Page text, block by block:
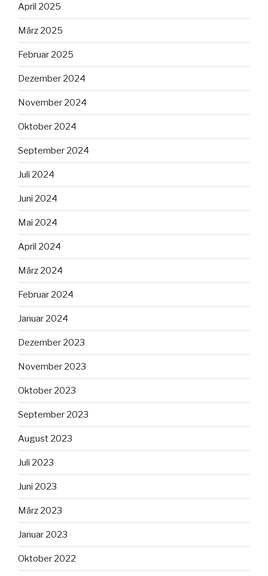
April 2025
März 2025
Februar 2025
Dezember 2024
November 2024
Oktober 2024
September 2024
Juli 2024
Juni 2024
Mai 2024
April 2024
März 2024
Februar 2024
Januar 2024
Dezember 2023
November 2023
Oktober 2023
September 2023
August 2023
Juli 2023
Juni 2023
März 2023
Januar 2023
Oktober 2022